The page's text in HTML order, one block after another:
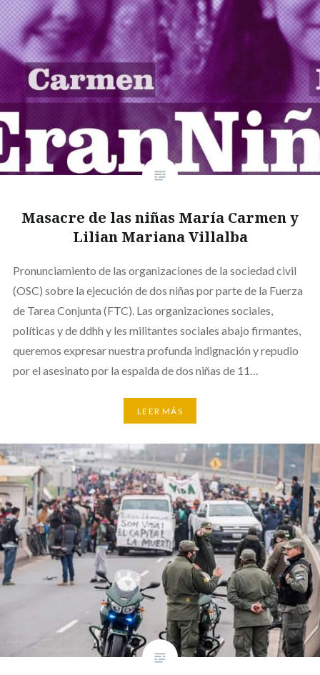
Masacre de las niñas María Carmen y
Lilian Mariana Villalba
Pronunciamiento de las organizaciones de la sociedad civil
(OSC) sobre la ejecución de dos niñas por parte de la Fuerza
de Tarea Conjunta (FTC). Las organizaciones sociales,
políticas y de ddhh y les militantes sociales abajo firmantes,
queremos expresar nuestra profunda indignación y repudio
por el asesinato por la espalda de dos niñas de 11…
LEER MÁS